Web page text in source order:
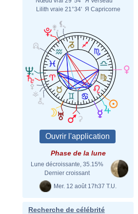
Lilith vraie 21°34' Я Capricorne
Phase de la lune
Lune décroissante, 35.15%
Dernier croissant
Mer. 12 août 17h37 T.U.
Recherche de célébrité